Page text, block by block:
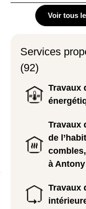
Voir tous
Services
(92)
Travaux
Travaux
de
à Antony
Travaux